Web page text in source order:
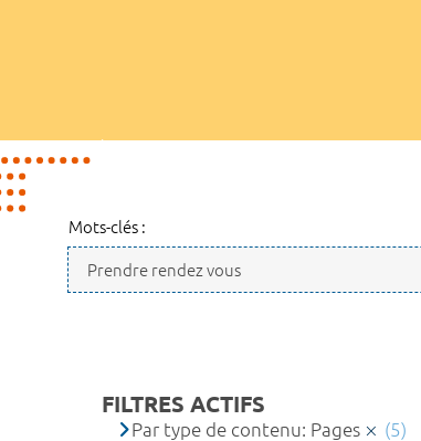
Mots-clés :
FILTRES ACTIFS
Par type de contenu: Pages
(5)